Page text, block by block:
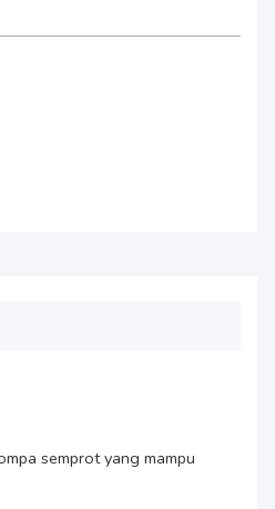
semprot yang mampu